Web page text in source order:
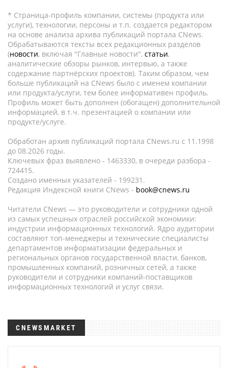
* Страница-профиль компании, системы (продукта или
услуги), технологии, персоны и т.п. создается редактором
на основе анализа архива публикаций портала CNews.
Обрабатываются тексты всех редакционных разделов
(новости, включая "Главные новости", статьи,
аналитические обзоры рынков, интервью, а также
содержание партнёрских проектов). Таким образом, чем
больше публикаций на CNews было с именем компании
или продукта/услуги, тем более информативен профиль.
Профиль может быть дополнен (обогащен) дополнительной
информацией, в т.ч. презентацией о компании или
продукте/услуге.
Обработан архив публикаций портала CNews.ru c 11.1998
до 08.2026 годы.
Ключевых фраз выявлено - 1463330, в очереди разбора -
724415.
Создано именных указателей - 199231.
Редакция Индексной книги CNews - book@cnews.ru
Читатели CNews — это руководители и сотрудники одной
из самых успешных отраслей российской экономики:
индустрии информационных технологий. Ядро аудитории
составляют топ-менеджеры и технические специалисты
департаментов информатизации федеральных и
региональных органов государственной власти, банков,
промышленных компаний, розничных сетей, а также
руководители и сотрудники компаний-поставщиков
информационных технологий и услуг связи.
CNEWSMARKET